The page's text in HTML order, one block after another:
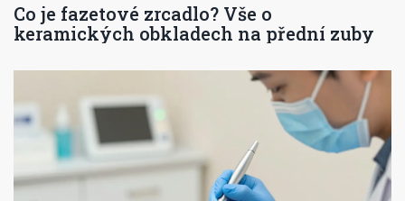
Co je fazetové zrcadlo? Vše o
keramických obkladech na přední zuby